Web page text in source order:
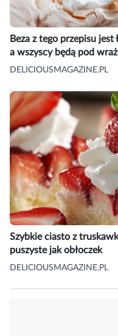
Beza z tego przepisu
a wszyscy będą pod
DELICIOUSMAGAZINE.PL
Szybkie ciasto z
puszyste jak obłoczek
DELICIOUSMAGAZINE.PL